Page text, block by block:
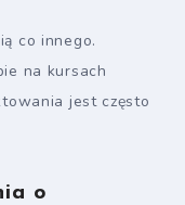
co innego.
na kursach
jest często
o